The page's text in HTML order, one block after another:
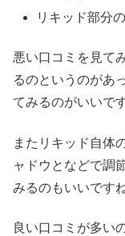
リキッド部分
悪い口コミを見て
るのというのがあ
てみるのがいいで
またリキッド自体
ャドウとなどで調
みるのもいいです
良い口コミが多い